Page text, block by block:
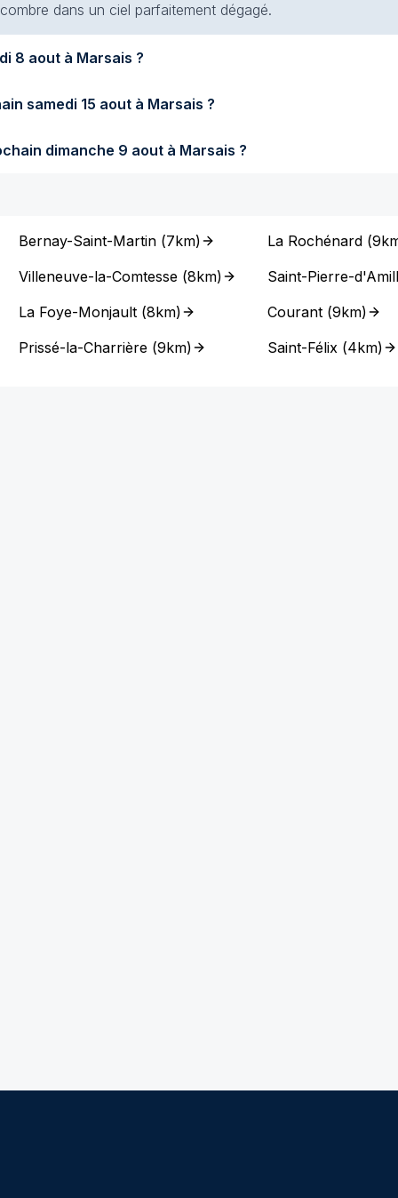
dans un ciel parfaitement dégagé.
Quel temps fera-t-il demain samedi 8 aout à Marsais ?
Quel temps fera-t-il samedi prochain samedi 15 aout à Marsais ?
Quel temps fera-t-il dimanche prochain dimanche 9 aout à Marsais ?
Bernay-Saint-Martin (7km)
Villeneuve-la-Comtesse (8km)
La Foye-Monjault (8km)
Prissé-la-Charrière (9km)
La Rochénard(
Saint-Pierre-
Courant(9km)
Saint-Félix(4km)